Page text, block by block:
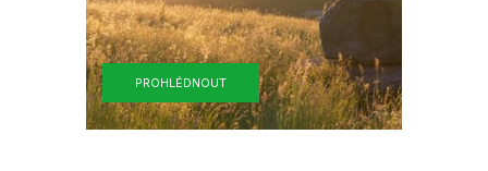
PROHLÉDNOUT